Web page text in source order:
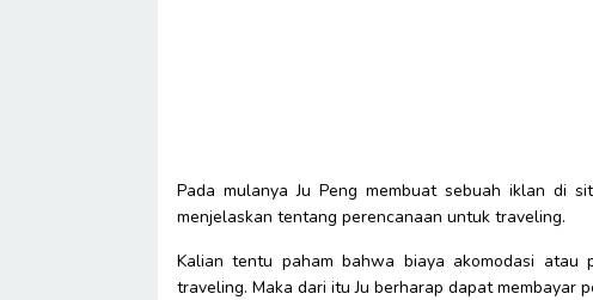
Pada mulanya Ju Peng membuat sebuah iklan di
menjelaskan tentang perencanaan untuk traveling.
Kalian tentu paham bahwa biaya akomodasi
traveling. Maka dari itu Ju berharap dapat membayar